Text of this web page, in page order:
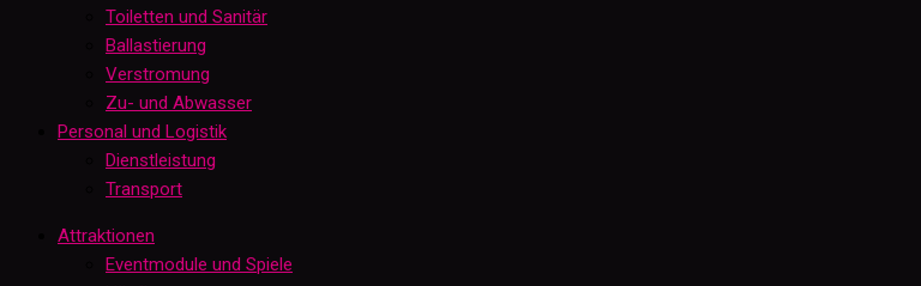
Toiletten und Sanitär
Ballastierung
Verstromung
Zu- und Abwasser
Personal und Logistik
Dienstleistung
Transport
Attraktionen
Eventmodule und Spiele